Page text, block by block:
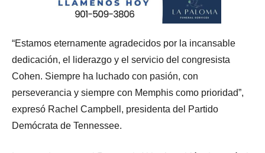
“Estamos eternamente agradecidos por la incansable
dedicación, el liderazgo y el servicio del congresista
Cohen. Siempre ha luchado con pasión, con
perseverancia y siempre con Memphis como prioridad”,
expresó Rachel Campbell, presidenta del Partido
Demócrata de Tennessee.